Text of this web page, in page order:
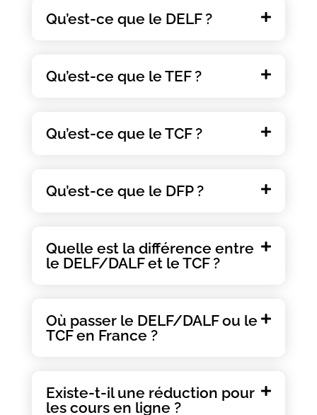
Qu’est-ce que le DELF ?
Qu’est-ce que le TEF ?
Qu’est-ce que le TCF ?
Qu’est-ce que le DFP ?
Quelle est la différence entre
le DELF/DALF et le TCF ?
Où passer le DELF/DALF ou le
TCF en France ?
Existe-t-il une réduction pour
les cours en ligne ?